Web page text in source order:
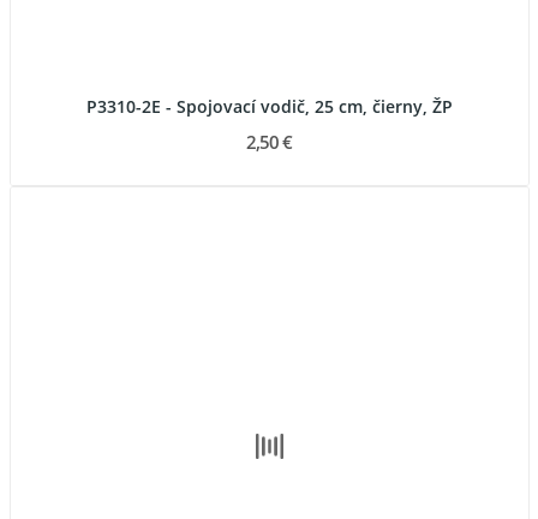
P3310-2E - Spojovací vodič, 25 cm, čierny, ŽP
2,50 €